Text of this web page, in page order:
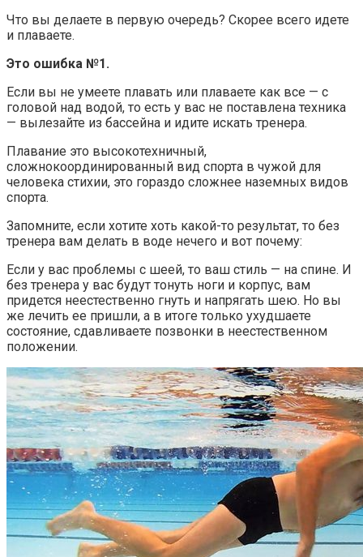
Что вы делаете в первую очередь? Скорее всего идете
и плаваете.
Это ошибка №1.
Если вы не умеете плавать или плаваете как все — с
головой над водой, то есть у вас не поставлена техника
— вылезайте из бассейна и идите искать тренера.
Плавание это высокотехничный,
сложнокоординированный вид спорта в чужой для
человека стихии, это гораздо сложнее наземных видов
спорта.
Запомните, если хотите хоть какой-то результат, то без
тренера вам делать в воде нечего и вот почему:
Если у вас проблемы с шеей, то ваш стиль — на спине. И
без тренера у вас будут тонуть ноги и корпус, вам
придется неестественно гнуть и напрягать шею. Но вы
же лечить ее пришли, а в итоге только ухудшаете
состояние, сдавливаете позвонки в неестественном
положении.